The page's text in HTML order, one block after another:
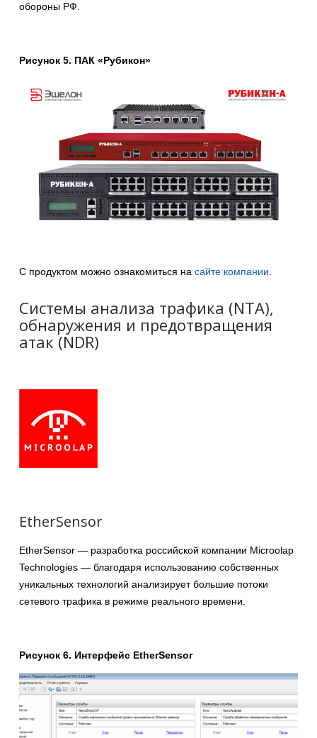
обороны РФ.
Рисунок 5. ПАК «Рубикон»
С продуктом можно ознакомиться на сайте компании.
Системы анализа трафика (NTA),
обнаружения и предотвращения
атак (NDR)
EtherSensor
EtherSensor — разработка российской компании Microolap
Technologies — благодаря использованию собственных
уникальных технологий анализирует большие потоки
сетевого трафика в режиме реального времени.
Рисунок 6. Интерфейс EtherSensor